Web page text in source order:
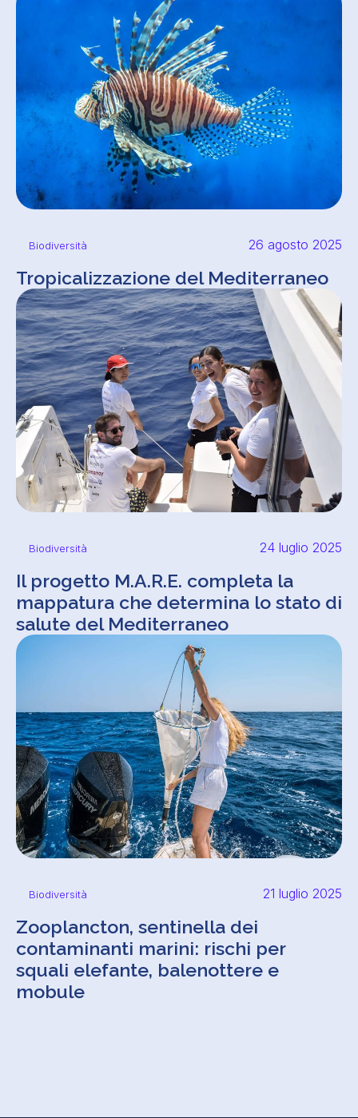
Biodiversità 26 agosto 2025
Tropicalizzazione del Mediterraneo
Biodiversità 24 luglio 2025
Il progetto M.A.R.E. completa la
mappatura che determina lo stato di
salute del Mediterraneo
Biodiversità 21 luglio 2025
Zooplancton, sentinella dei
contaminanti marini: rischi per
squali elefante, balenottere e
mobule